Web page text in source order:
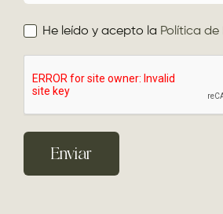
He leído y acepto la Política de
Enviar